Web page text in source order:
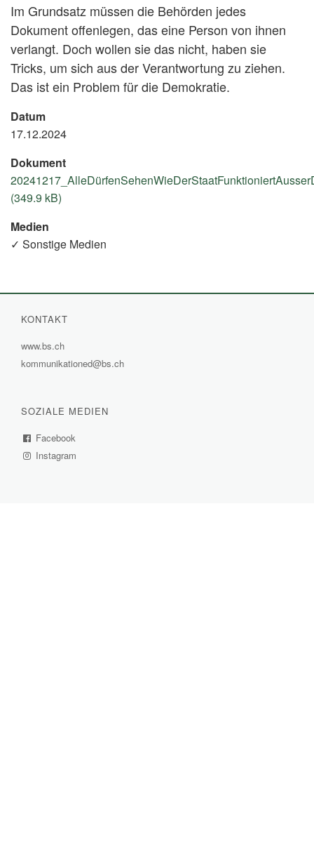
Im Grundsatz müssen die Behörden jedes
Dokument offenlegen, das eine Person von ihnen
verlangt. Doch wollen sie das nicht, haben sie
Tricks, um sich aus der Verantwortung zu ziehen.
Das ist ein Problem für die Demokratie.
Datum
17.12.2024
Dokument
(349.9 kB)
Medien
✓ Sonstige Medien
KONTAKT
www.bs.ch
Link)
kommunikationed@bs.ch
SOZIALE MEDIEN
Facebook
Instagram